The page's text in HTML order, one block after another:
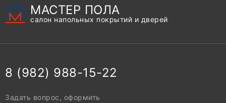
МАСТЕР ПОЛА
салон напольных покрытий и дверей
8 (982) 988-15-22
Задать вопрос, оформить